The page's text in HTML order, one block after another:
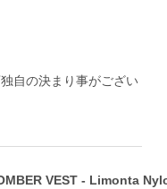
自の決まり事がござい
VEST - Limonta